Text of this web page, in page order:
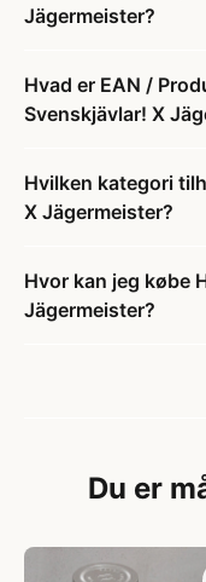
Jägermeister?
Hvad er EAN /
Svenskjävlar! X
Hvilken kategori
X Jägermeister?
Hvor kan jeg købe
Jägermeister?
Du er